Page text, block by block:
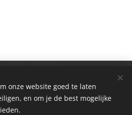
& Meer
& Balk
Cookies
onze website goed te laten
en om je de best mogelijke